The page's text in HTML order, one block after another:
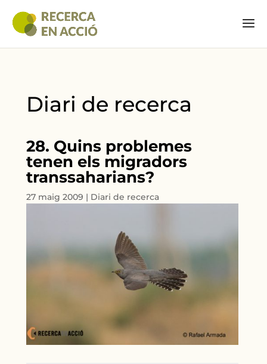
Diari de recerca
28. Quins problemes
tenen els migradors
transsaharians?
27 maig 2009 | Diari de recerca